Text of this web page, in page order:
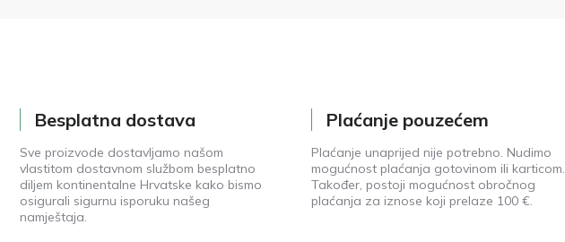
Besplatna dostava
Sve proizvode dostavljamo našom
vlastitom dostavnom službom besplatno
diljem kontinentalne Hrvatske kako bismo
osigurali sigurnu isporuku našeg
namještaja.
Plaćanje pouzećem
Plaćanje unaprijed nije potrebno. Nudimo
mogućnost plaćanja gotovinom ili karticom.
Također, postoji mogućnost obročnog
plaćanja za iznose koji prelaze 100 €.